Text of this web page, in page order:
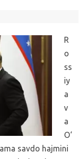
R
o
ss
iy
a
v
a
O‘
savdo hajmini